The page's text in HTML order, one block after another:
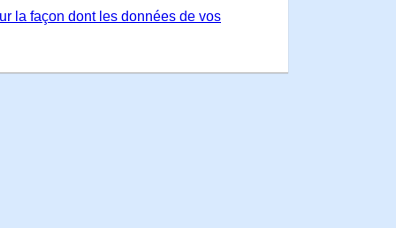
la façon dont les données de vos